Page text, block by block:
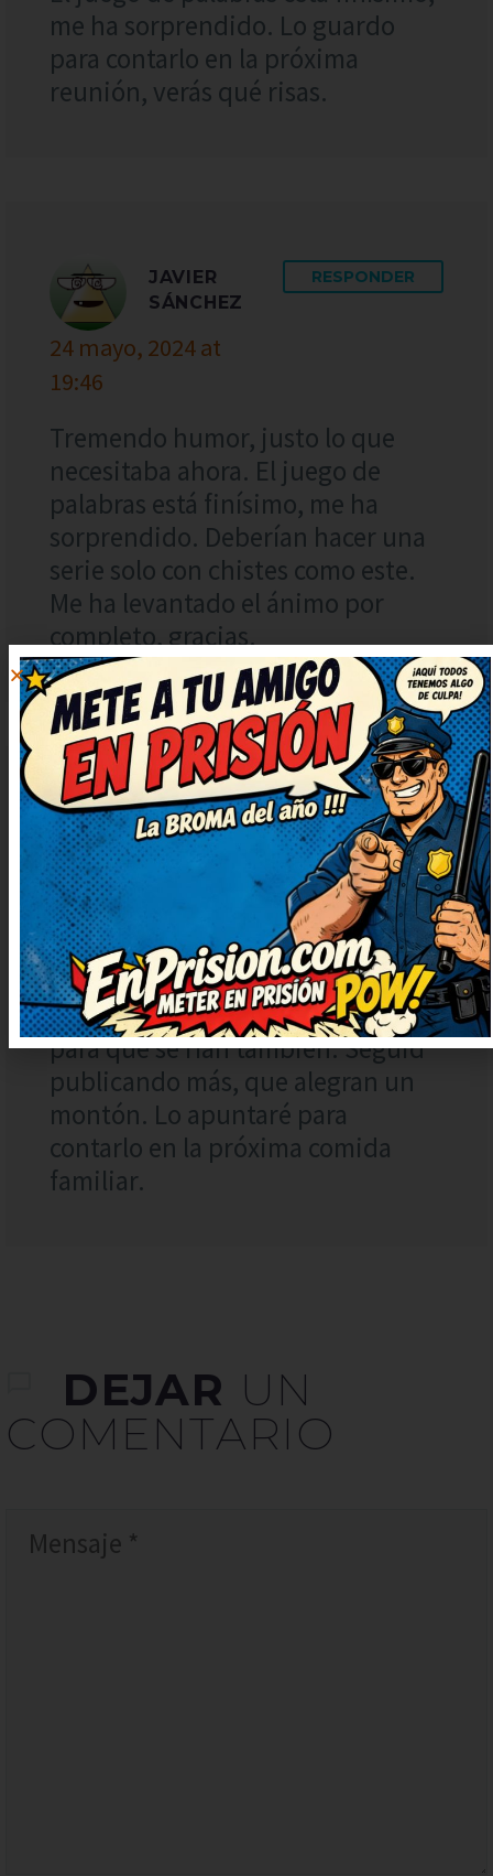
me ha sorprendido. Lo guardo
para contarlo en la próxima
reunión, verás qué risas.
JAVIER
SÁNCHEZ
24 mayo, 2024 at
19:46
RESPONDER
Tremendo humor, justo lo que
necesitaba ahora. El juego de
palabras está finísimo, me ha
sorprendido. Deberían hacer una
serie solo con chistes como este.
Me ha levantado el ánimo por
completo, gracias.
LIDIA
ROMERO
24 julio, 2025 at 3:30
RESPONDER
Brillante remate, me ha dejado
con una carcajada tremenda. Lo
voy a compartir con mis amigos
para que se rían también. Seguid
publicando más, que alegran un
montón. Lo apuntaré para
contarlo en la próxima comida
familiar.
DEJAR UN
COMENTARIO